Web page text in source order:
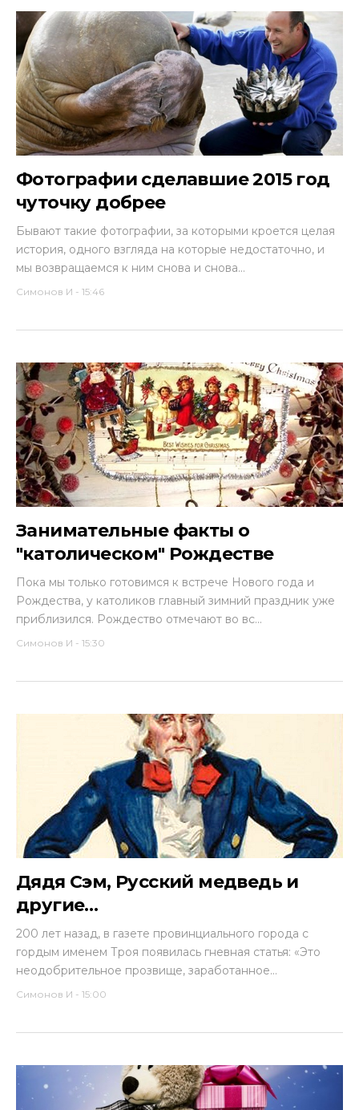
Фотографии сделавшие 2015 год
чуточку добрее
Бывают такие фотографии, за которыми кроется целая
история, одного взгляда на которые недостаточно, и
мы возвращаемся к ним снова и снова...
Симонов И - 15:46
Занимательные факты о
"католическом" Рождестве
Пока мы только готовимся к встрече Нового года и
Рождества, у католиков главный зимний праздник уже
приблизился. Рождество отмечают во вс...
Симонов И - 15:30
Дядя Сэм, Русский медведь и
другие…
200 лет назад, в газете провинциального города с
гордым именем Троя появилась гневная статья: «Это
неодобрительное прозвище, заработанное...
Симонов И - 15:00